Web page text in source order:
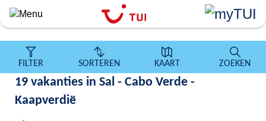
Overslaan
algemene
inhoud
gaan
FILTER SORTEREN KAART ZOEKEN
19 vakanties in Sal - Cabo Verde -
Kaapverdië